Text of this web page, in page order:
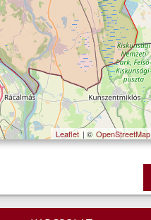
Leaflet | © OpenStreetMap